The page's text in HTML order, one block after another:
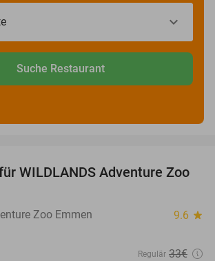
Suche Restaurant
24%
WILDLANDS Adventure Zoo
Zoo Emmen 9.6 star
Regulär 33€